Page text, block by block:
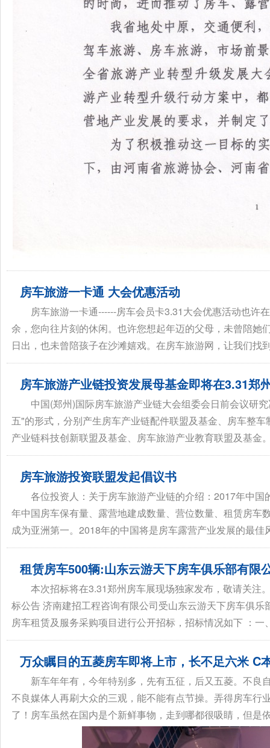
房车旅游一卡通 大会优惠活动
房车旅游一卡通------房车会员卡3.31大会优惠活动也许
余，您向往片刻的休闲。也许您想起年迈的父母，未曾陪
日出，也未曾陪孩子在沙滩嬉戏。在房车旅游网，让我们找
房车旅游产业链投资发展母基金即将在3.31郑
中国(郑州)国际房车旅游产业链大会组委会日前会议研
五"的形式，分别产生房车产业链配件联盟及基金、房车整
产业链科技创新联盟及基金、房车旅游产业教育联盟及基金
房车旅游投资联盟发起倡议书
各位投资人：关于房车旅游产业链的介绍：2017年中
年中国房车保有量、露营地建成数量、营位数量、租赁房
成为亚洲第一。2018年的中国将是房车露营产业发展的最佳
租赁房车500辆:山东云游天下房车俱乐部有限
本次招标将在3.31郑州房车展现场独家发布，敬请关注
标公告 济南建招工程咨询有限公司受山东云游天下房车俱
房车租赁及服务采购项目进行公开招标，招标情况如下 ：一
万众瞩目的五菱房车即将上市，长不足六米 C
新车年年有，今年特别多，先有五征，后又五菱。不
不良媒体人再刷大众的三观，能不能有点节操。弄得房车
了！房车虽然在国内是个新鲜事物，走到哪都很吸睛，但是